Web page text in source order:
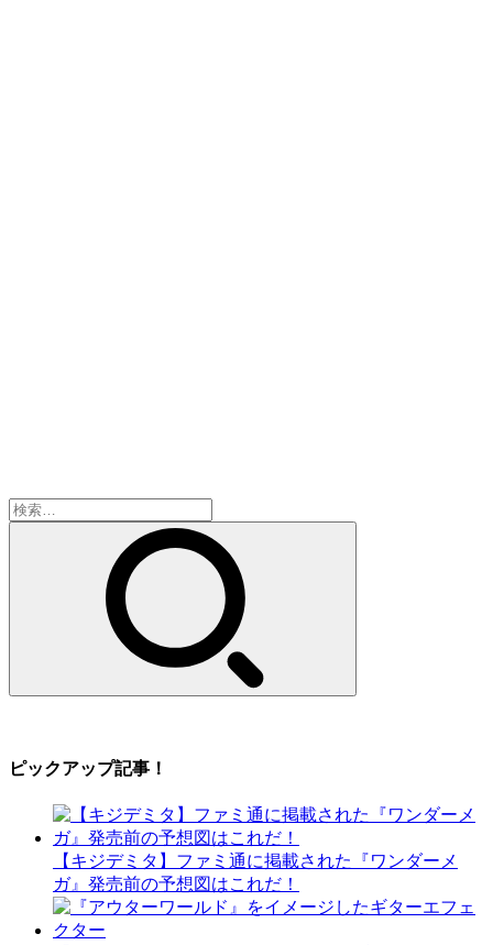
検
索:
ピックアップ記事！
【キジデミタ】ファミ通に掲載された『ワンダーメ
ガ』発売前の予想図はこれだ！